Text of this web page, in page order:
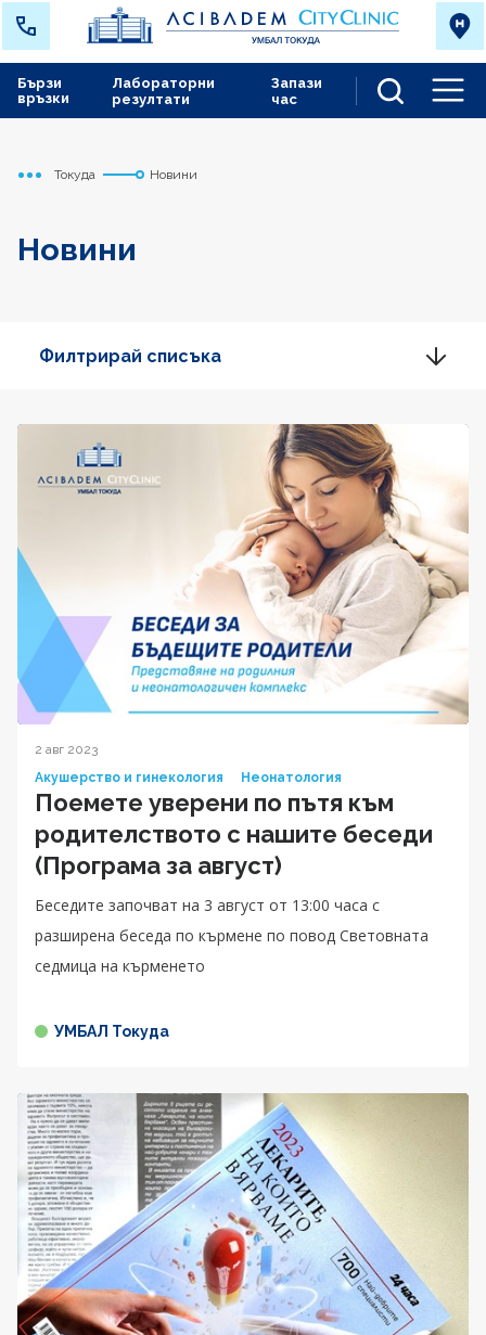
Лабораторни
резултати
Запази
час
Бързи
връзки
Начало
Токуда Новини
Новини
Филтрирай списъка
2 авг 2023
Акушерство и гинекология
Неонатология
Поемете уверени по пътя към
родителството с нашите беседи
(Програма за август)
Беседите започват на 3 август от 13:00 часа с
разширена беседа по кърмене по повод Световната
седмица на кърменето
УМБАЛ Токуда